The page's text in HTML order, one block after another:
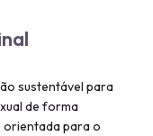
sustentável para
de forma
orientada para o